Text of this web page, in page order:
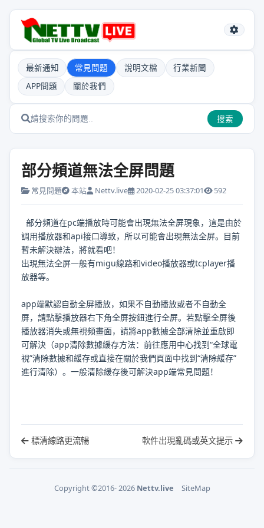
最新通知 常見問題 說明文檔
行業新聞
APP問題
關於我們
搜索
部分頻道無法全屏問題
常見問題 本站 Nettv.live 2020-02-25 03:37:01 592
部分頻道在pc端播放時可能會出現無法全屏現象，這是由於
調用播放器和api接口導致，所以可能會出現無法全屏。目前
暫未解決辦法，將就看吧！
出現無法全屏一般有migu線路和video播放器或tcplayer播
放器等。
app端默認自動全屏播放，如果不自動播放或者不自動全
屏，請點擊播放器右下角全屏按鈕進行全屏。若點擊全屏後
播放器消失或無視頻畫面，請將app數據全部清除並重啟即
可解決（app清除數據緩存方法：前往應用中心找到“全球電
視”清除數據和緩存或直接在關於我們頁面中找到“清除緩存”
進行清除）。一般清除緩存後可解決app端常見問題！
標清線路更流暢 軟件出現亂碼或英文提示
Copyright ©2016- 2026 Nettv.live SiteMap